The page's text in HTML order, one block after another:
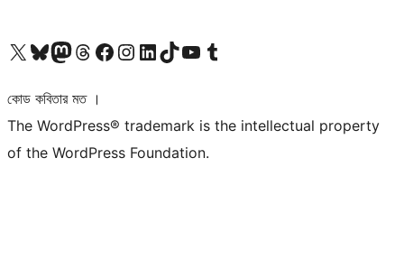
আমাদের X (আগের টুইটার) অ্যাকাউন্টে যানআমাদের Bluesky অ্যাকাউন্টটি দেখুনআমাদের মাস্টোডন অ্যাকাউন্টটি দেখুনআমাদের থ্রেডস অ্যাকাউন্টটি দেখুনআমাদের ফেসবুক পেজ দেখুনআমাদের ইন্সটাগ্রাম অ্যাকাউন্ট দেখুনআমাদের লিঙ্কডইন অ্যাকাউন্টে যানআমাদের TikTok অ্যাকাউন্টটি দেখুনআমাদের ইউটিউব চ্যানেলে যান আমাদের টাম্বলার অ্যাকাউন্ট দেখুন
কোড কবিতার মত ।
The WordPress® trademark is the intellectual property
of the WordPress Foundation.